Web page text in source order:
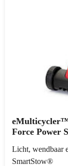
eMulticycler™
Force Power
Licht, wendbaar
SmartStow®